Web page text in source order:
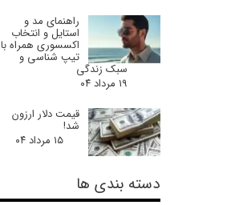
راهنمای مد و
استایل و انتخاب
اکسسوری همراه با
تیپ شناسی و
سبک زندگی
۱۹ مرداد ۰۴
قیمت دلار ارزون
شد!
۱۵ مرداد ۰۴
دسته بندی ها